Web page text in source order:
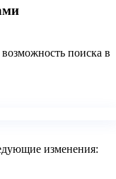
поиска в
изменения: